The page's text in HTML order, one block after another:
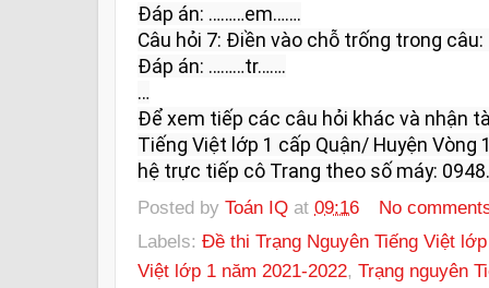
Đáp án: ………em…….
Câu hỏi 7: Điền vào chỗ trống trong câu:
Đáp án: ………tr…….
…
Để xem tiếp các câu hỏi khác và nhận
Tiếng Việt lớp 1 cấp Quận/ Huyện Vòng
hệ trực tiếp cô Trang theo số máy:
Posted by Toán IQ at 09:16
No
Labels: Đề thi Trạng Nguyên Tiếng Việt
Việt lớp 1 năm 2021-2022, Trạng nguyên